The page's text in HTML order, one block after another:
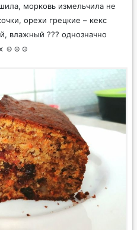
морковь измельчила не
орехи грецкие – кекс
влажный ??? однозначно
☺️☺️☺️